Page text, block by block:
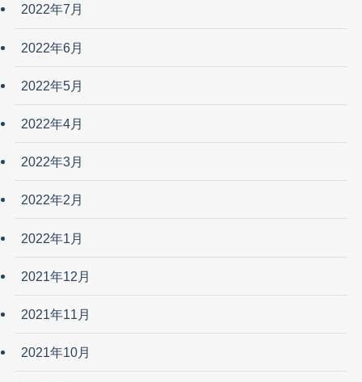
2022年7月
2022年6月
2022年5月
2022年4月
2022年3月
2022年2月
2022年1月
2021年12月
2021年11月
2021年10月